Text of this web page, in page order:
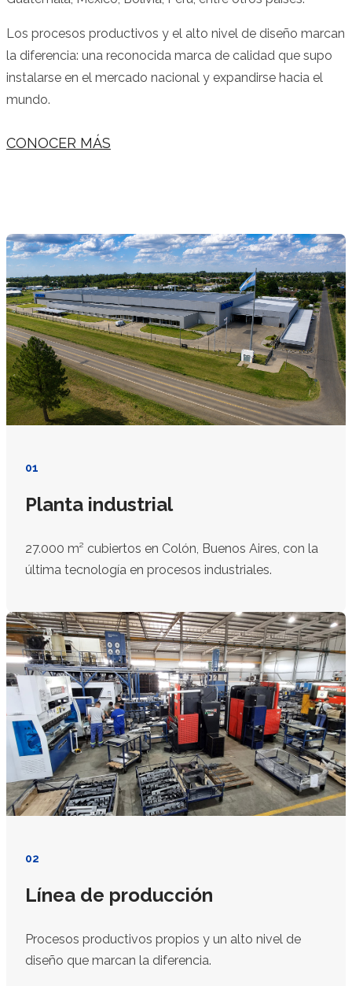
Los procesos productivos y el alto nivel de diseño marcan
la diferencia: una reconocida marca de calidad que supo
instalarse en el mercado nacional y expandirse hacia el
mundo.
CONOCER MÁS
01
Planta industrial
27.000 m² cubiertos en Colón, Buenos Aires, con la
última tecnología en procesos industriales.
02
Línea de producción
Procesos productivos propios y un alto nivel de
diseño que marcan la diferencia.